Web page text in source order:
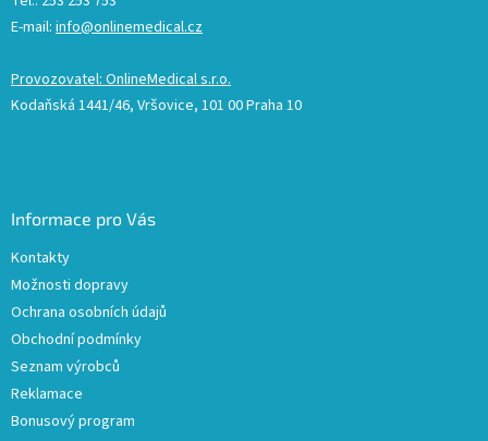
E-mail: info@onlinemedical.cz
Provozovatel: OnlineMedical s.r.o.
Kodaňská 1441/46, Vršovice, 101 00 Praha 10
Informace pro Vás
Kontakty
Možnosti dopravy
Ochrana osobních údajů
Obchodní podmínky
Seznam výrobců
Reklamace
Bonusový program